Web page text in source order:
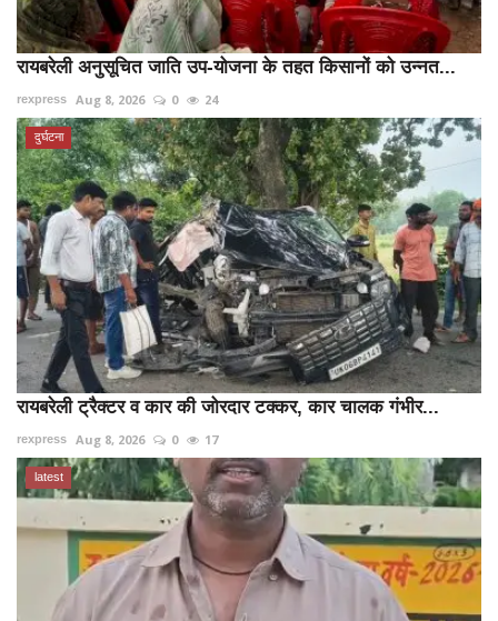
रायबरेली अनुसूचित जाति उप-योजना के तहत किसानों को उन्नत...
rexpress Aug 8, 2026 0 24
दुर्घटना
रायबरेली ट्रैक्टर व कार की जोरदार टक्कर, कार चालक गंभीर...
rexpress Aug 8, 2026 0 17
latest